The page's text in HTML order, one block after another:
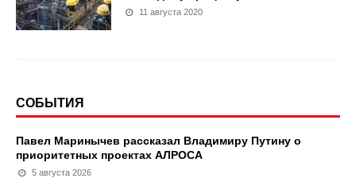
11 августа 2020
СОБЫТИЯ
Павел Маринычев рассказал Владимиру Путину о
приоритетных проектах АЛРОСА
5 августа 2026